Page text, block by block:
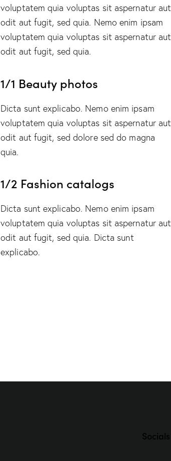
voluptatem quia voluptas sit aspernatur aut
odit aut fugit, sed quia. Nemo enim ipsam
voluptatem quia voluptas sit aspernatur aut
odit aut fugit, sed quia.
1/1 Beauty photos
Dicta sunt explicabo. Nemo enim ipsam
voluptatem quia voluptas sit aspernatur aut
odit aut fugit, sed dolore sed do magna
quia.
1/2 Fashion catalogs
Dicta sunt explicabo. Nemo enim ipsam
voluptatem quia voluptas sit aspernatur aut
odit aut fugit, sed quia. Dicta sunt
explicabo.
Socials